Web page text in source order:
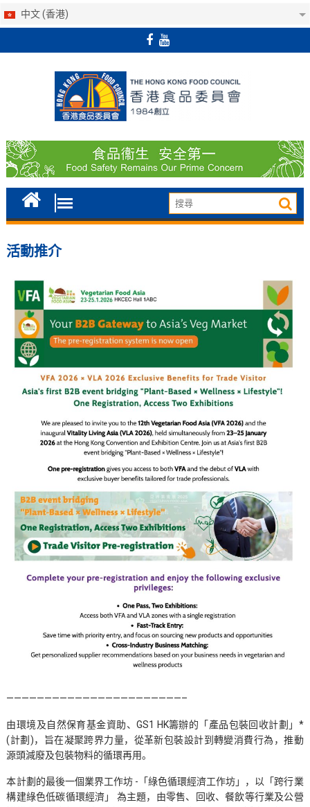
中文 (香港)
活動推介
———————————————————————–
由環境及自然保育基金資助、GS1 HK籌辦的「產品包裝回收計劃」*
(計劃)，旨在凝聚跨界力量，從革新包裝設計到轉變消費行為，推動
源頭減廢及包裝物料的循環再用。
本計劃的最後一個業界工作坊 -「綠色循環經濟工作坊」，以「跨行業
構建綠色低碳循環經濟」 為主題，由零售、回收、餐飲等行業及公營